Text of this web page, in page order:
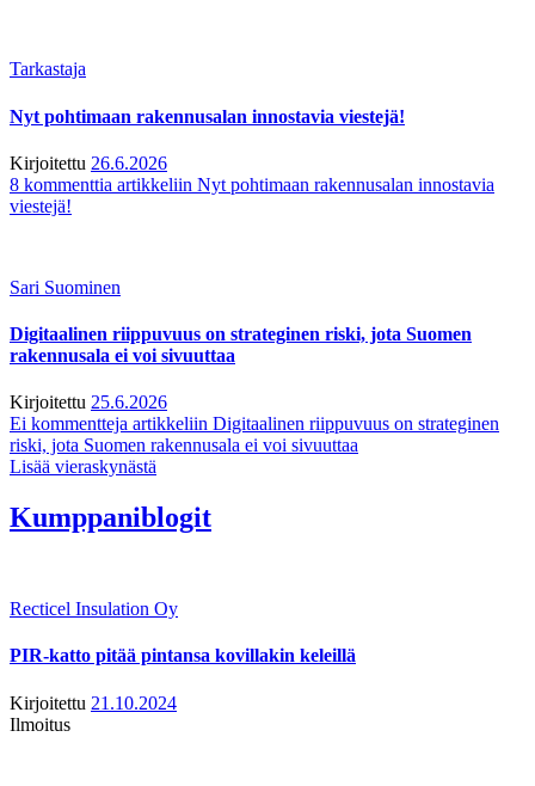
Tarkastaja
Nyt pohtimaan rakennusalan innostavia viestejä!
Kirjoitettu 26.6.2026
8 kommenttia artikkeliin Nyt pohtimaan rakennusalan innostavia
viestejä!
Sari Suominen
Digitaalinen riippuvuus on strateginen riski, jota Suomen
rakennusala ei voi sivuuttaa
Kirjoitettu 25.6.2026
Ei kommentteja artikkeliin Digitaalinen riippuvuus on strateginen
riski, jota Suomen rakennusala ei voi sivuuttaa
Lisää vieraskynästä
Kumppaniblogit
Recticel Insulation Oy
PIR-katto pitää pintansa kovillakin keleillä
Kirjoitettu 21.10.2024
Ilmoitus